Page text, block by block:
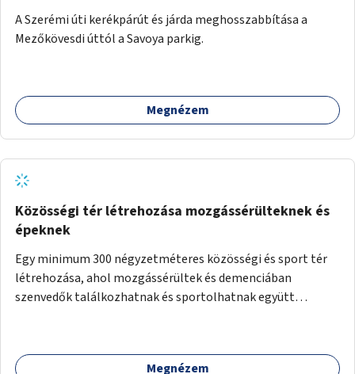
A Szerémi úti kerékpárút és járda meghosszabbítása a
Mezőkövesdi úttól a Savoya parkig.
Megnézem
Közösségi tér létrehozása mozgássérülteknek és
épeknek
Egy minimum 300 négyzetméteres közösségi és sport tér
létrehozása, ahol mozgássérültek és demenciában
szenvedők találkozhatnak és sportolhatnak együtt
tud játszani, fontos, hogy a téren legyenek formájukban,
Megnézem